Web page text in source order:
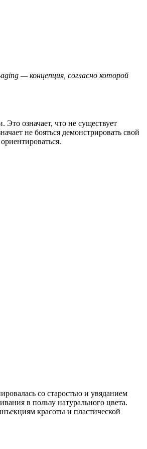
— концепция, согласно которой
означает, что не существует
не бояться демонстрировать свой
со старостью и увяданием
в пользу натурального цвета.
красоты и пластической